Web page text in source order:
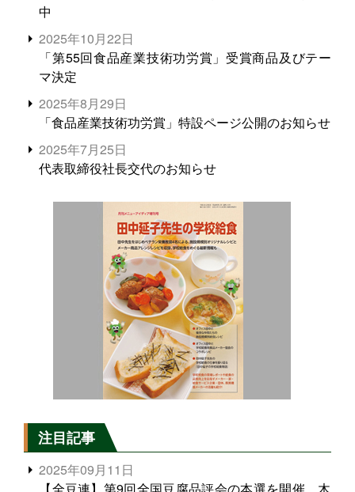
中
2025年10月22日
「第55回食品産業技術功労賞」受賞商品及びテー
マ決定
2025年8月29日
「食品産業技術功労賞」特設ページ公開のお知らせ
2025年7月25日
代表取締役社長交代のお知らせ
注目記事
2025年09月11日
【全豆連】第9回全国豆腐品評会の本選を開催、木